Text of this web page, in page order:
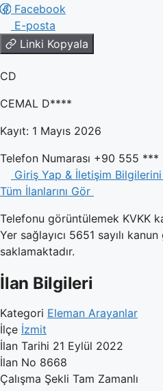
Facebook
E-posta
Linki Kopyala
CD
CEMAL D****
Kayıt: 1 Mayıs 2026
Telefon Numarası +90 555 ***
Giriş Yap & İletişim
Tüm İlanlarını Gör
Telefonu görüntülemek KVKK
Yer sağlayıcı 5651 sayılı
saklamaktadır.
İlan Bilgileri
Kategori Eleman Arayanlar
İlçe İzmit
İlan Tarihi 21 Eylül 2022
İlan No 8668
Çalışma Şekli Tam Zamanlı